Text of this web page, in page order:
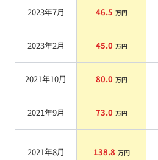
2023年7月 46.5 万円
2023年2月 45.0 万円
2021年10月 80.0 万円
2021年9月 73.0 万円
2021年8月 138.8 万円